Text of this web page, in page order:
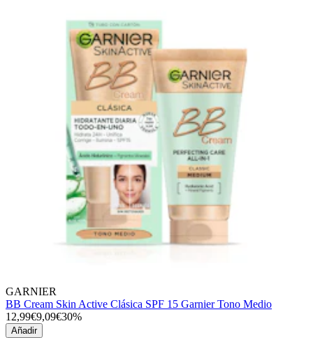
GARNIER
BB Cream Skin Active Clásica SPF 15 Garnier Tono Medio
12,99€9,09€30%
Añadir